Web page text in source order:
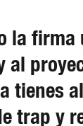
la
al
tienes
trap y